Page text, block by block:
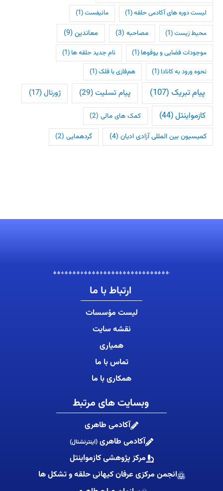
لیست دوره های آکادمی حلقه(1) مانیفست(1)
محیط زیست(1) مصاحبه(3) معاندین(9)
موجودات فضایی و یوفوها (1) نام جدید حلقه ها (1)
نحوه ورود به کانادا (1) هم‌فازی با فلک(1)
پیام تبریک(107) پیام تسلیت(29) ژورنال(17)
کازمواینتل(44) کمک های مالی(2)
کمیسیون بین المللی آزادی ادیان (4) گردهمایی(2)
ارتباط با ما
لیست مؤسسات
نقشه سایت
همیاری
تماس با ما
همکاری با ما
وبسایت های مرتبط
آکادمی طاهری
آکادمی طاهری (اینترنشنال)
مرکز پژوهشی کازمواینتل
انجمن مرکزی عرفان کیهانی حلقه و تشکل ها